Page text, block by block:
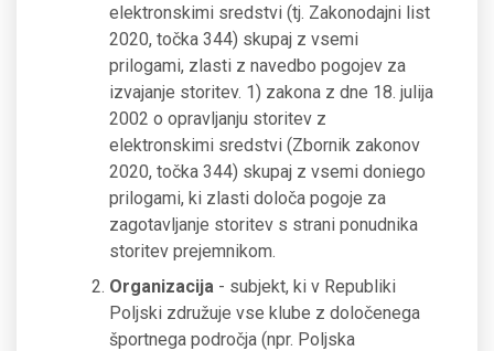
elektronskimi sredstvi (tj. Zakonodajni list
2020, točka 344) skupaj z vsemi
prilogami, zlasti z navedbo pogojev za
izvajanje storitev. 1) zakona z dne 18. julija
2002 o opravljanju storitev z
elektronskimi sredstvi (Zbornik zakonov
2020, točka 344) skupaj z vsemi doniego
prilogami, ki zlasti določa pogoje za
zagotavljanje storitev s strani ponudnika
storitev prejemnikom.
Organizacija - subjekt, ki v Republiki
Poljski združuje vse klube z določenega
športnega področja (npr. Poljska